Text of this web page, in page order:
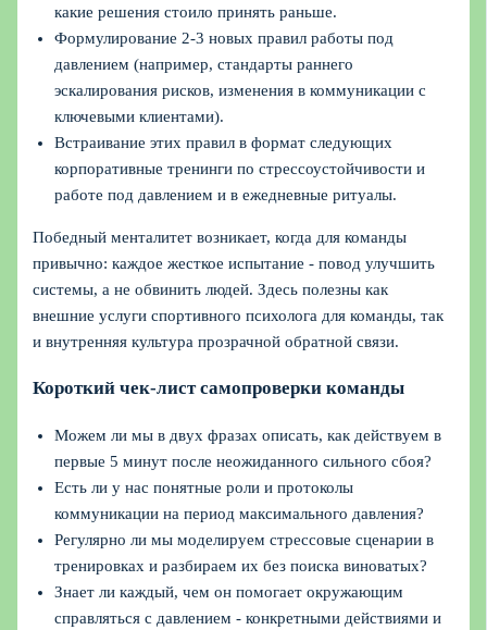
какие решения стоило принять раньше.
Формулирование 2-3 новых правил работы под
давлением (например, стандарты раннего
эскалирования рисков, изменения в коммуникации с
ключевыми клиентами).
Встраивание этих правил в формат следующих
корпоративные тренинги по стрессоустойчивости и
работе под давлением и в ежедневные ритуалы.
Победный менталитет возникает, когда для команды
привычно: каждое жесткое испытание - повод улучшить
системы, а не обвинить людей. Здесь полезны как
внешние услуги спортивного психолога для команды, так
и внутренняя культура прозрачной обратной связи.
Короткий чек-лист самопроверки команды
Можем ли мы в двух фразах описать, как действуем в
первые 5 минут после неожиданного сильного сбоя?
Есть ли у нас понятные роли и протоколы
коммуникации на период максимального давления?
Регулярно ли мы моделируем стрессовые сценарии в
тренировках и разбираем их без поиска виноватых?
Знает ли каждый, чем он помогает окружающим
справляться с давлением - конкретными действиями и